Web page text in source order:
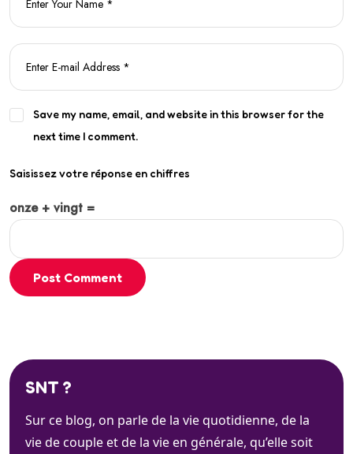
Save my name, email, and website in this browser for the
next time I comment.
Saisissez votre réponse en chiffres
onze + vingt =
Post Comment
SNT ?
Sur ce blog, on parle de la vie quotidienne, de la
vie de couple et de la vie en générale, qu’elle soit